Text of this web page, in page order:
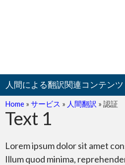
人間による翻訳関連コンテンツ
文書
Home » サービス » 人間翻訳 » 認証
Text 1
Lorem ipsum dolor sit amet
Illum quod minima,